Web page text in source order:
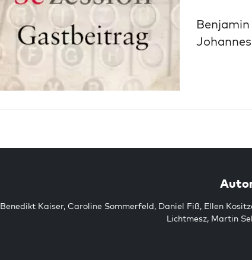
Benedikt Kaiser, Caroline Sommerfeld, Daniel Fiß, Ellen
Lichtmesz, Martin